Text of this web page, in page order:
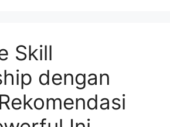
Skill
dengan